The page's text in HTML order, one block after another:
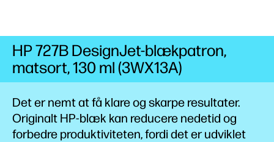
Det er nemt at få klare og skarpe resultater.
Originalt HP-blæk kan reducere nedetid og
forbedre produktiviteten, fordi det er udviklet
HP 727B DesignJet-blækpatron,
matsort, 130 ml (3WX13A)